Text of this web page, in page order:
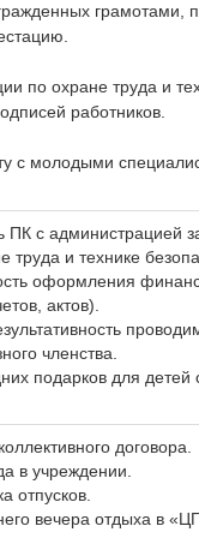
грамотами,
по охране труда и
работников.
с молодыми
ПК с администрацией
труда и технике
оформления
актов).
членства.
подарков для детей
договора.
в учреждении.
отпусков.
вечера отдыха в